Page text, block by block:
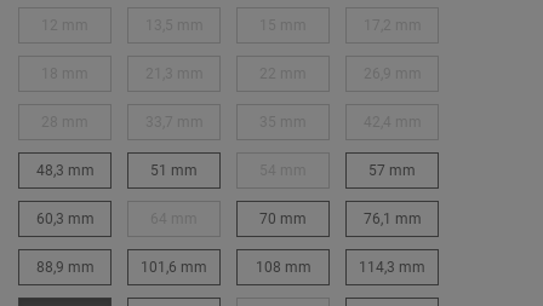
48,3 mm 51 mm 57 mm
60,3 mm 70 mm 76,1 mm
88,9 mm 101,6 mm 108 mm 114,3 mm